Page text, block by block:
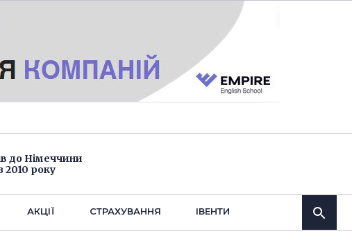
до Німеччини
2010 року
АКЦІЇ СТРАХУВАННЯ IВЕНТИ